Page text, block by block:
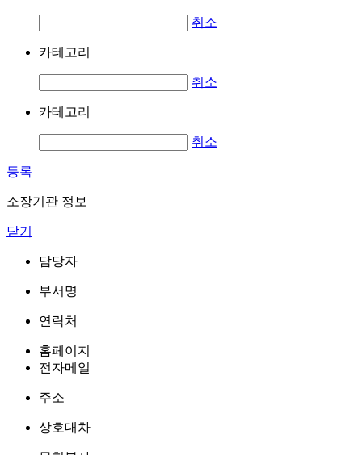
취소
카테고리
취소
카테고리
취소
등록
소장기관 정보
닫기
담당자
부서명
연락처
홈페이지
전자메일
주소
상호대차